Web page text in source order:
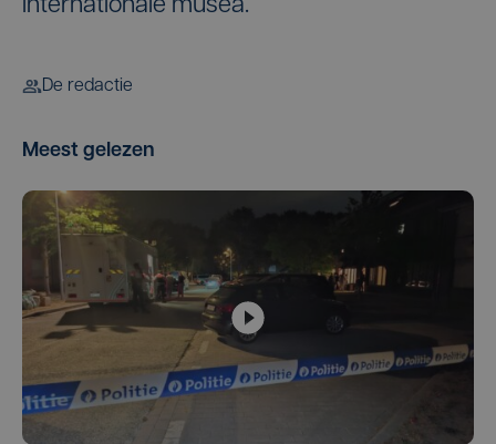
internationale musea.
De redactie
Meest gelezen